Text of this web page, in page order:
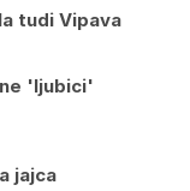
tudi Vipava
'ljubici'
jajca